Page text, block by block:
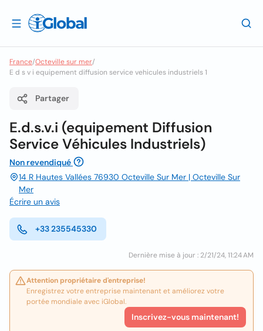
France/Octeville sur mer/
E d s v i equipement diffusion service vehicules industriels 1
Partager
E.d.s.v.i (equipement Diffusion
Service Véhicules Industriels)
Non revendiqué
14 R Hautes Vallées 76930 Octeville Sur Mer | Octeville Sur
Mer
Écrire un avis
+33 235545330
Dernière mise à jour : 2/21/24, 11:24 AM
Attention propriétaire d'entreprise!
Enregistrez votre entreprise maintenant et améliorez votre
portée mondiale avec iGlobal.
Inscrivez-vous maintenant!